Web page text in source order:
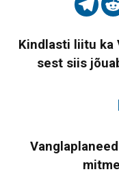
Kindlasti liitu ka
sest siis